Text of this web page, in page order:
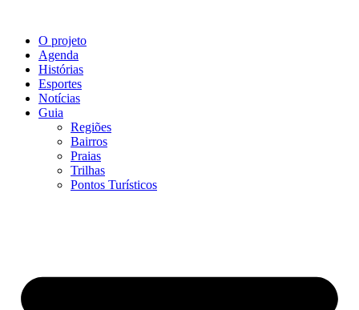
O projeto
Agenda
Histórias
Esportes
Notícias
Guia
Regiões
Bairros
Praias
Trilhas
Pontos Turísticos